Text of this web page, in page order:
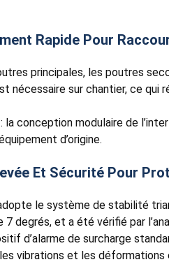
Rapide Pour
principales, les poutres
nécessaire sur chantier, ce
conception modulaire de
d’origine.
Et Sécurité Pour
le système de stabilité
degrés, et a été vérifié par
d’alarme de surcharge
vibrations et les